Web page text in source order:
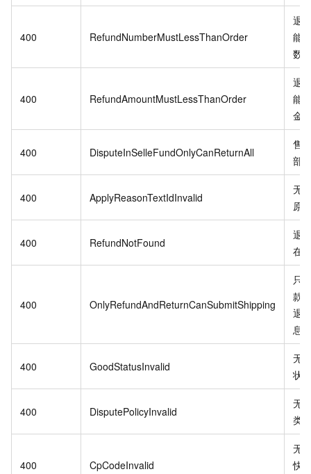
400 RefundNumberMustLessThanOrder
退
能
数
400 RefundAmountMustLessThanOrder
退
能
金
400 DisputeInSelleFundOnlyCanReturnAll
售
部
400 ApplyReasonTextIdInvalid
无
原
400 RefundNotFound
退
在
400 OnlyRefundAndReturnCanSubmitShipping
只
款
退
息
400 GoodStatusInvalid
无
状
400 DisputePolicyInvalid
无
类
400 CpCodeInvalid
无
快